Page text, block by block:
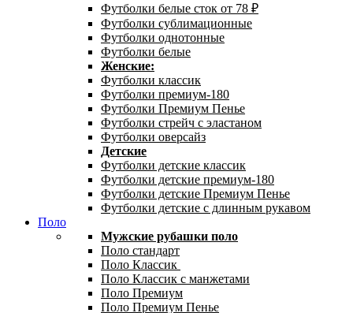
Футболки белые сток от 78 ₽
Футболки сублимационные
Футболки однотонные
Футболки белые
Женские:
Футболки классик
Футболки премиум-180
Футболки Премиум Пенье
Футболки стрейч с эластаном
Футболки оверсайз
Детские
Футболки детские классик
Футболки детские премиум-180
Футболки детские Премиум Пенье
Футболки детские с длинным рукавом
Поло
Мужские рубашки поло
Поло стандарт
Поло Классик
Поло Классик с манжетами
Поло Премиум
Поло Премиум Пенье